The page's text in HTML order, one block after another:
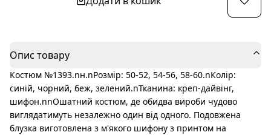
Опис товару
Костюм №1393.nн.nРозмір: 50-52, 54-56, 58-60.nКолір:
синій, чорний, беж, зелений.nТканина: креп-дайвінг,
шифон.nnОшатний костюм, де обидва вироби чудово
виглядатимуть незалежно один від одного. Подовжена
блузка виготовлена ​​з м'якого шифону з принтом на